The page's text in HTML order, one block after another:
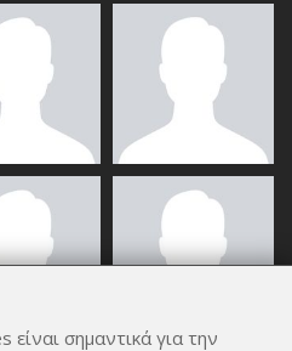
σημαντικά για την